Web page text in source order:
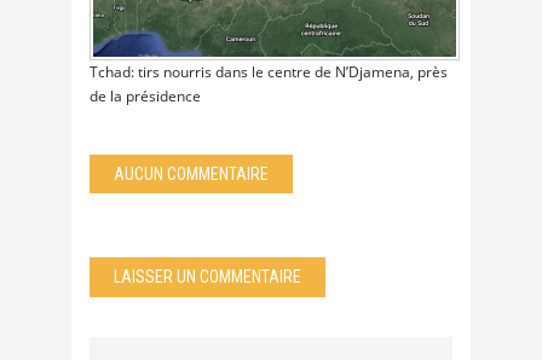
Tchad: tirs nourris dans le centre de N’Djamena, près
de la présidence
AUCUN COMMENTAIRE
LAISSER UN COMMENTAIRE